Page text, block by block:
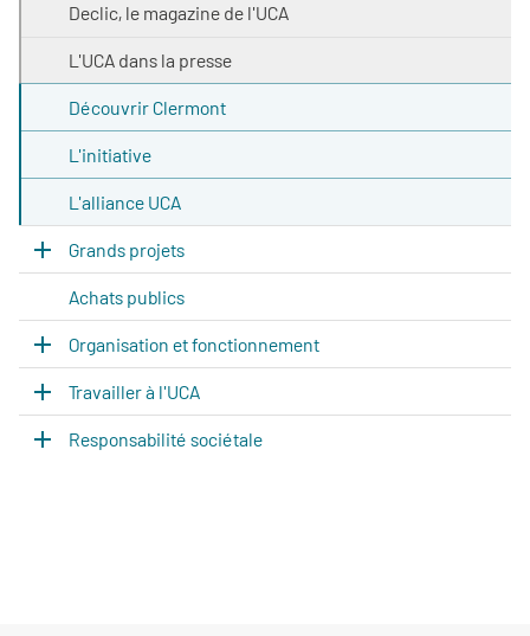
Declic, le magazine de l'UCA
L'UCA dans la presse
Découvrir Clermont
L'initiative
L'alliance UCA
Grands projets
Achats publics
Organisation et fonctionnement
Travailler à l'UCA
Responsabilité sociétale